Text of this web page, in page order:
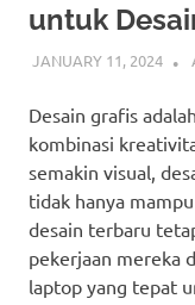
untuk
JANUARY 11, 2024
Desain grafis
kombinasi
semakin visual,
tidak hanya
desain terbaru
pekerjaan mereka
laptop yang tepat